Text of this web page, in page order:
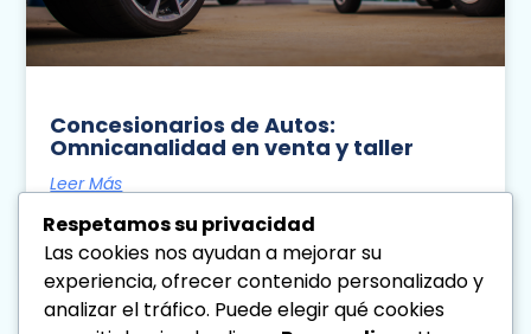
Concesionarios de Autos:
Omnicanalidad en venta y taller
Leer Más
Diseno Directa Agosto 5, 2026
3:28 Pm
Respetamos su privacidad
Las cookies nos ayudan a mejorar su
experiencia, ofrecer contenido personalizado y
analizar el tráfico. Puede elegir qué cookies